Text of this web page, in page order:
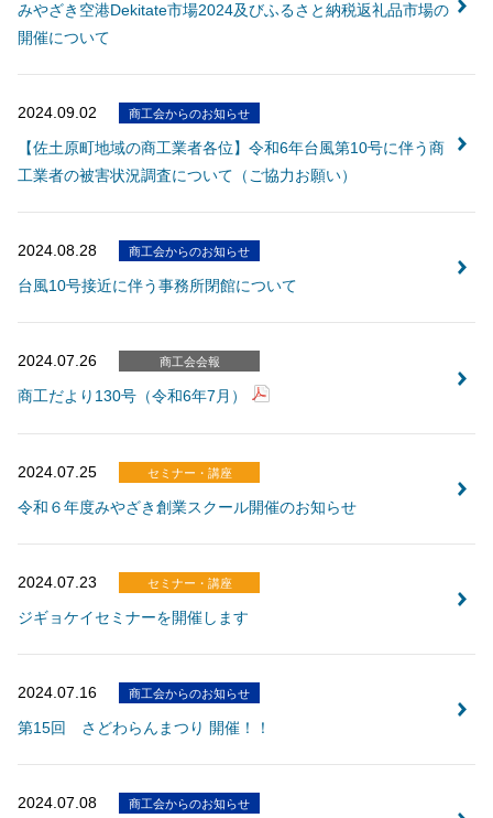
みやざき空港Dekitate市場2024及びふるさと納税返礼品市場の
開催について
2024.09.02 商工会からのお知らせ
【佐土原町地域の商工業者各位】令和6年台風第10号に伴う商
工業者の被害状況調査について（ご協力お願い）
2024.08.28 商工会からのお知らせ
台風10号接近に伴う事務所閉館について
2024.07.26 商工会会報
商工だより130号（令和6年7月）
2024.07.25 セミナー・講座
令和６年度みやざき創業スクール開催のお知らせ
2024.07.23 セミナー・講座
ジギョケイセミナーを開催します
2024.07.16 商工会からのお知らせ
第15回 さどわらんまつり 開催！！
2024.07.08 商工会からのお知らせ